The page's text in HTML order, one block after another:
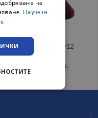
Средна фуния Ф12
/ 1.08 лв.
на
Научете